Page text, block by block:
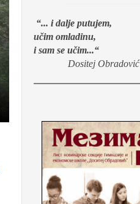
“... i dalje putujem,
učim omladinu,
i sam se učim...“
Dositej Obradović